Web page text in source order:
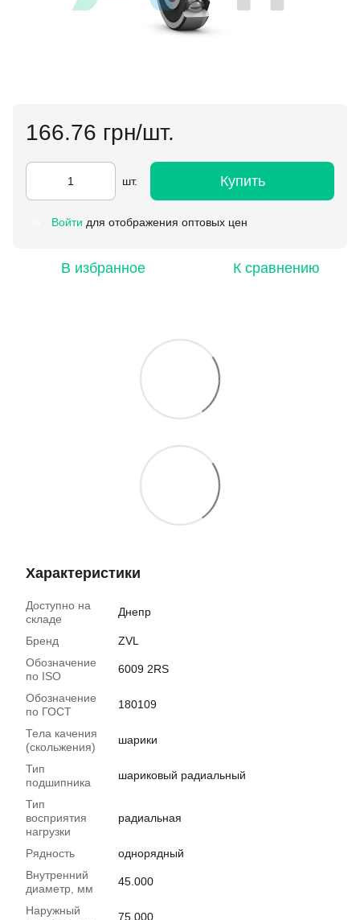
166.76 грн/шт.
шт. Купить
Войти для отображения оптовых цен
В избранное К сравнению
Характеристики
Доступно на
складе
Днепр
Бренд
ZVL
Обозначение
по ISO
6009 2RS
Обозначение
по ГОСТ
180109
Тела качения
(скольжения)
шарики
Тип
подшипника
шариковый радиальный
Тип
восприятия
нагрузки
радиальная
Рядность
однорядный
Внутренний
диаметр, мм
45.000
Наружный
75.000